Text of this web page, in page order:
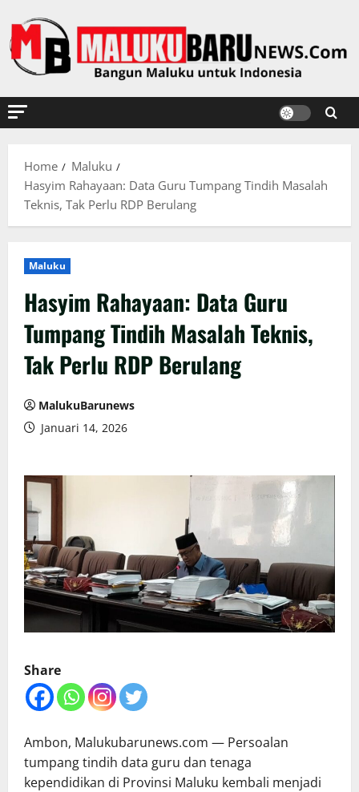
to
content
Home
Maluku
Hasyim Rahayaan: Data Guru Tumpang Tindih Masalah
Teknis, Tak Perlu RDP Berulang
Maluku
Hasyim Rahayaan: Data Guru
Tumpang Tindih Masalah Teknis,
Tak Perlu RDP Berulang
MalukuBarunews
Januari 14, 2026
Share
Ambon, Malukubarunews.com — Persoalan
tumpang tindih data guru dan tenaga
kependidikan di Provinsi Maluku kembali menjadi